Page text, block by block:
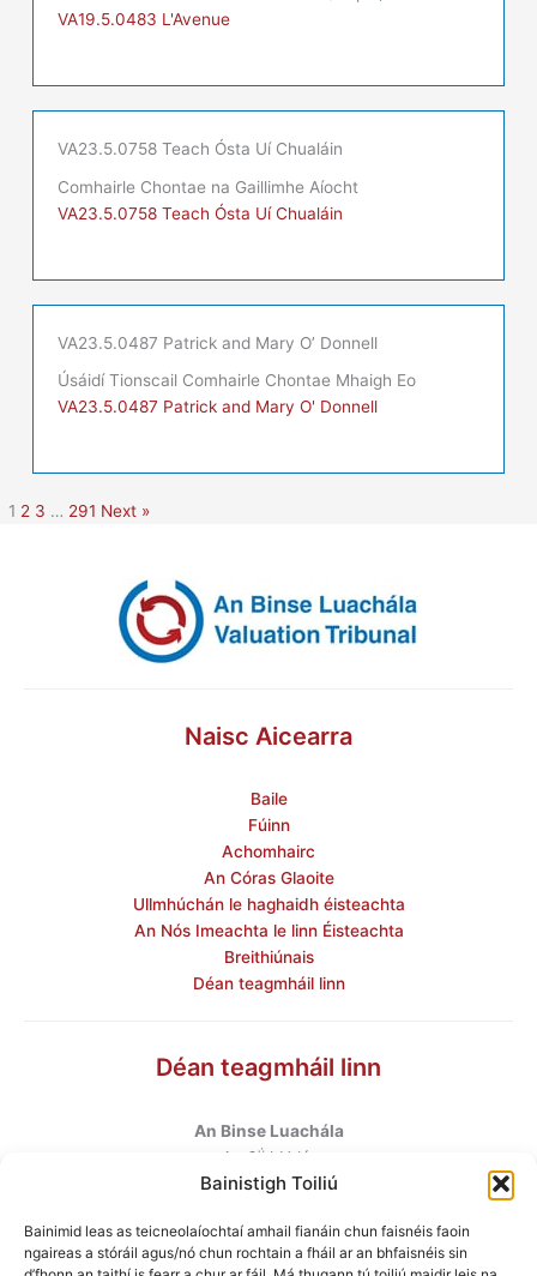
Bainistigh Toiliú
Bainimid leas as teicneolaíochtaí amhail fianáin chun faisnéis faoin
ngaireas a stóráil agus/nó chun rochtain a fháil ar an bhfaisnéis sin
VA19.5.0483 L'Avenue
VA23.5.0758 Teach Ósta Uí Chualáin
Comhairle Chontae na Gaillimhe Aíocht
VA23.5.0758 Teach Ósta Uí Chualáin
VA23.5.0487 Patrick and Mary O’ Donnell
Úsáidí Tionscail Comhairle Chontae Mhaigh Eo
VA23.5.0487 Patrick and Mary O' Donnell
1 2 3 … 291 Next »
Naisc Aicearra
Baile
Fúinn
Achomhairc
An Córas Glaoite
Ullmhúchán le haghaidh éisteachta
An Nós Imeachta le linn Éisteachta
Breithiúnais
Déan teagmháil linn
Déan teagmháil linn
An Binse Luachála
An 6úhUrlár
Halla Mhargadh na Feirme
Baile Átha Cliath 7
D07 AEF4